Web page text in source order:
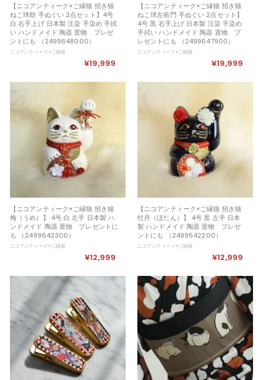
【ニコアンティーク×ご縁猫 招き猫
ねこ球助 手ぬぐい 2点セット】4号
白 右手上げ 日本製 注染 手染め 手拭
い ハンドメイド 陶器 置物 プレゼ
ントにも （2499648000）
ニコアンティーク×ご縁猫
¥19,999
9
【ニコアンティーク×ご縁猫 招き猫
ねこ球左衛門 手ぬぐい 2点セット】
4号 黒 右手上げ 日本製 注染 手染め
手拭い ハンドメイド 陶器 置物 プ
レゼントにも （2499647900）
ニコアンティーク×ご縁猫
¥19,999
9
【ニコアンティーク×ご縁猫 招き猫
梅（うめ）】 4号 白 左手 日本製 ハ
ンドメイド 陶器 置物 プレゼントに
も （2499642300）
ニコアンティーク×ご縁猫
¥12,999
2
9
9
【ニコアンティーク×ご縁猫 招き猫
牡丹（ぼたん）】 4号 黒 左手 日本
製 ハンドメイド 陶器 置物 プレゼ
ントにも （2499642200）
ニコアンティーク×ご縁猫
¥12,999
2
,
9
9